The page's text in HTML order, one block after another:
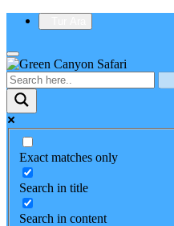
Exact matches only
Search in title
Search in content